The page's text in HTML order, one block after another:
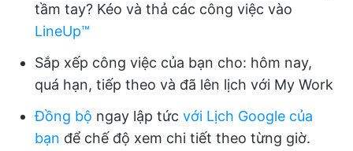
tầm tay? Kéo và thả các công việc vào
LineUp™️
Sắp xếp công việc của bạn cho: hôm nay,
quá hạn, tiếp theo và đã lên lịch với My Work
Đồng bộ ngay lập tức với Lịch Google của
bạn để chế độ xem chi tiết theo từng giờ.